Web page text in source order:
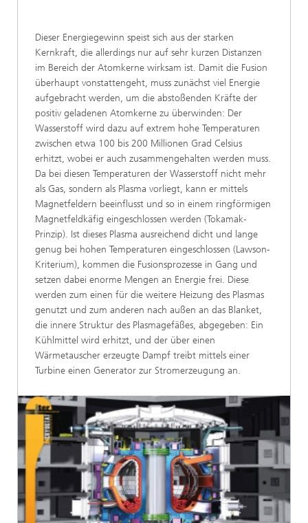
Dieser Energiegewinn speist sich aus der starken
Kernkraft, die allerdings nur auf sehr kurzen Distanzen
im Bereich der Atomkerne wirksam ist. Damit die Fusion
überhaupt vonstattengeht, muss zunächst viel Energie
aufgebracht werden, um die abstoßenden Kräfte der
positiv geladenen Atomkerne zu überwinden: Der
Wasserstoff wird dazu auf extrem hohe Temperaturen
zwischen etwa 100 bis 200 Millionen Grad Celsius
erhitzt, wobei er auch zusammengehalten werden muss.
Da bei diesen Temperaturen der Wasserstoff nicht mehr
als Gas, sondern als Plasma vorliegt, kann er mittels
Magnetfeldern beeinflusst und so in einem ringförmigen
Magnetfeldkäfig eingeschlossen werden (Tokamak-
Prinzip). Ist dieses Plasma ausreichend dicht und lange
genug bei hohen Temperaturen eingeschlossen (Lawson-
Kriterium), kommen die Fusionsprozesse in Gang und
setzen dabei enorme Mengen an Energie frei. Diese
werden zum einen für die weitere Heizung des Plasmas
genutzt und zum anderen nach außen an das Blanket,
die innere Struktur des Plasmagefäßes, abgegeben: Ein
Kühlmittel wird erhitzt, und der über einen
Wärmetauscher erzeugte Dampf treibt mittels einer
Turbine einen Generator zur Stromerzeugung an.